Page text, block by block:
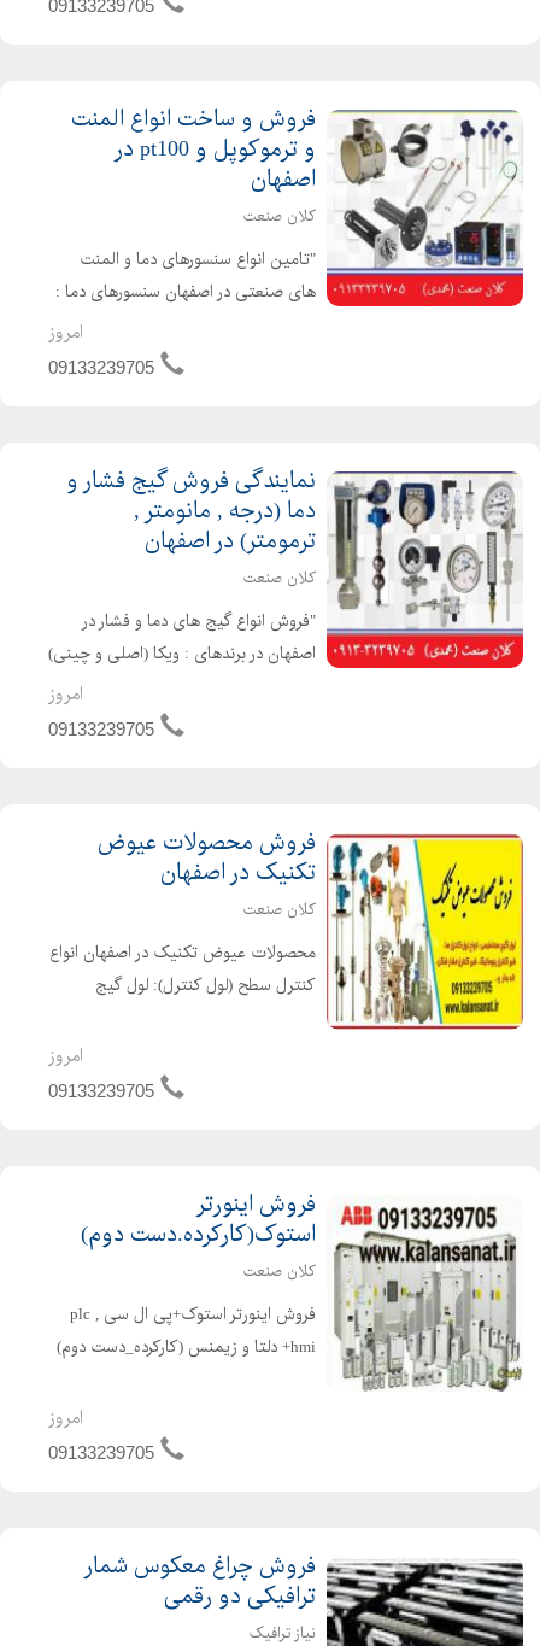
09133239705
فروش و ساخت انواع المنت
و ترموکوپل و pt100 در
اصفهان
کلان صنعت
"تامین انواع سنسورهای دما و المنت
های صنعتی در اصفهان سنسورهای دما :
(pt100,pt1000,ni100,...) و ترموول ها و.....
امروز
09133239705
نمایندگی فروش گیج فشار و
دما (درجه , مانومتر ,
ترمومتر) در اصفهان
کلان صنعت
"فروش انواع گیج های دما و فشار در
اصفهان در برندهای : ویکا (اصلی و چینی)
، پاور کنترل ، دلتا کنترل ، پکنز و انواع
برند های چینی گیج ها به صورت :
امروز
09133239705
فروش محصولات عیوض
تکنیک در اصفهان
کلان صنعت
محصولات عیوض تکنیک در اصفهان انواع
کنترل سطح (لول کنترل): لول گیج
مایعات،لول ترانسمیتر، شیرکنترلی(کنترل
امروز
09133239705
فروش اینورتر
استوک(کارکرده.دست دوم)
کلان صنعت
فروش اینورتر استوک+پی ال سی plc ,
hmi+ دلتا و زیمنس (کارکرده_دست دوم)
درحد نو+ کارتن مکان: اصفهان سه راه
صمدیه .بعد از پایانه مسافربری صمدیه به
امروز
09133239705
فروش چراغ معکوس شمار
ترافیکی دو رقمی
نیاز ترافیک